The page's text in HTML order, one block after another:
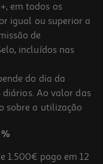
em todos os
igual ou superior a
de
incluídos nas
do dia da
Ao valor das
sobre a utilização
%
1.500€ pago em 12